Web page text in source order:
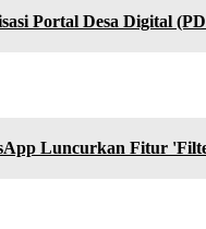
Portal Desa Digital
Luncurkan Fitur